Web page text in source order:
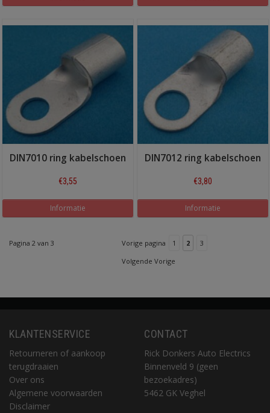
DIN7010 ring kabelschoen
€3,55
Informatie
DIN7012 ring kabelschoen
€3,80
Informatie
Pagina 2 van 3 Vorige pagina 1 2
3
Volgende Vorige
KLANTENSERVICE
Retourneren of aankoop
terugdraaien
Over ons
Algemene voorwaarden
Disclaimer
CONTACT
Rick Donkers Auto Electrics
Binnenveld 9 (geen
bezoekadres)
5462 GK Veghel